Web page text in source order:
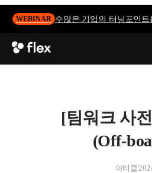
WEBINAR 수많은 기업의 터닝포인트
[팀워크 사
(Off-
아티클